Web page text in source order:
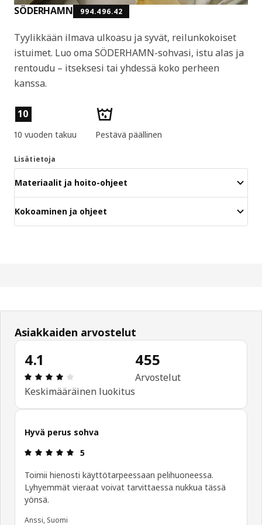
SÖDERHAMN 994.496.42
Tyylikkään ilmava ulkoasu ja syvät, reilunkokoiset
istuimet. Luo oma SÖDERHAMN-sohvasi, istu alas ja
rentoudu – itseksesi tai yhdessä koko perheen
kanssa.
Tuotteen ominaisuudet
10
10 vuoden takuu Pestävä päällinen
Lisätietoja
Materiaalit ja hoito-ohjeet
Kokoaminen ja ohjeet
Asiakkaiden arvostelut
4.1
: 4.1 / 5 tähteä. Arvostelut yhteensä: 455
Keskimääräinen luokitus
455
Arvostelut
Hyvä perus sohva
: 5 / 5 tähteä.
5
Toimii hienosti käyttötarpeessaan pelihuoneessa.
Lyhyemmät vieraat voivat tarvittaessa nukkua tässä
yönsä.
Anssi, Suomi